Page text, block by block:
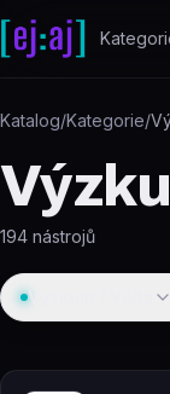
Přeskočit na obsah
Katalog/Kategorie/
194 nástrojů
Výzkum / Věda